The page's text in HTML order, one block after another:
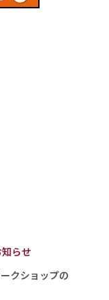
らせ
クショップの